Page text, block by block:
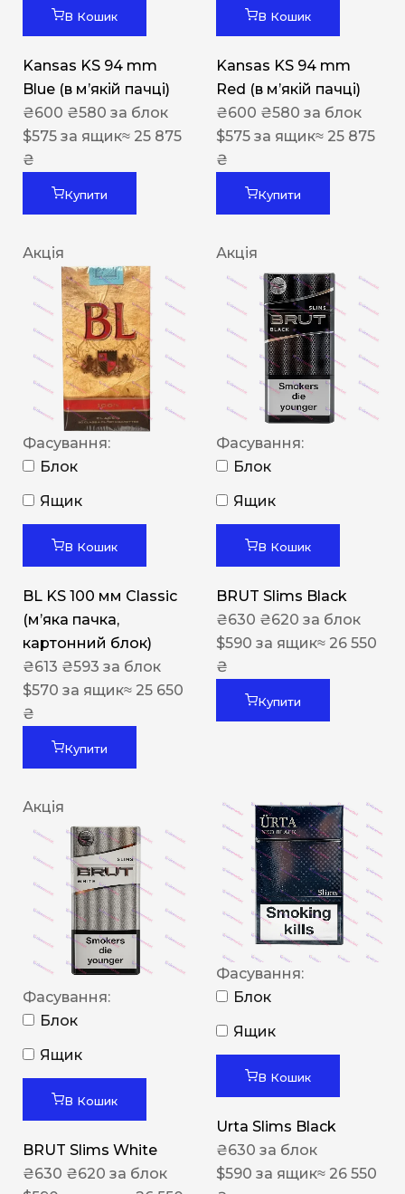
В Кошик
Kansas KS 94 mm
Blue (в мʼякій пачці)
₴600 ₴580 за блок
$575 за ящик≈ 25 875
₴
Купити
В Кошик
Kansas KS 94 mm
Red (в мʼякій пачці)
₴600 ₴580 за блок
$575 за ящик≈ 25 875
₴
Купити
Акція
Фасування:
Блок
Ящик
В Кошик
BL KS 100 мм Classic
(м’яка пачка,
картонний блок)
₴613 ₴593 за блок
$570 за ящик≈ 25 650
₴
Купити
Акція
Фасування:
Блок
Ящик
В Кошик
BRUT Slims Black
₴630 ₴620 за блок
$590 за ящик≈ 26 550
₴
Купити
Акція
Фасування:
Блок
Ящик
В Кошик
BRUT Slims White
₴630 ₴620 за блок
Фасування:
Блок
Ящик
В Кошик
Urta Slims Black
₴630 за блок
$590 за ящик≈ 26 550